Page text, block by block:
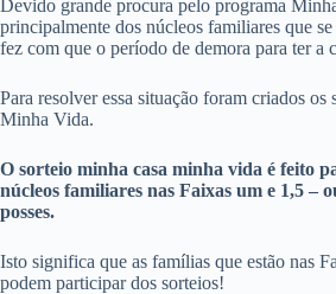
Devido grande procura pelo programa
principalmente dos núcleos familiares que
fez com que o período de demora para ter a
Para resolver essa situação foram criados os
Minha Vida.
O sorteio minha casa minha vida é feito
núcleos familiares nas Faixas um e 1,5 –
posses.
Isto significa que as famílias que estão nas
podem participar dos sorteios!